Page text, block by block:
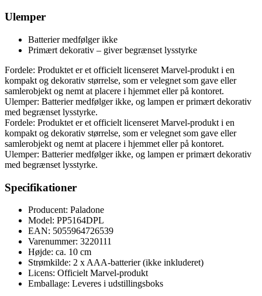
Ulemper
Batterier medfølger ikke
Primært dekorativ – giver begrænset lysstyrke
Fordele: Produktet er et officielt licenseret Marvel-produkt i en
kompakt og dekorativ størrelse, som er velegnet som gave eller
samlerobjekt og nemt at placere i hjemmet eller på kontoret.
Ulemper: Batterier medfølger ikke, og lampen er primært dekorativ
med begrænset lysstyrke.
Fordele: Produktet er et officielt licenseret Marvel-produkt i en
kompakt og dekorativ størrelse, som er velegnet som gave eller
samlerobjekt og nemt at placere i hjemmet eller på kontoret.
Ulemper: Batterier medfølger ikke, og lampen er primært dekorativ
med begrænset lysstyrke.
Specifikationer
Producent: Paladone
Model: PP5164DPL
EAN: 5055964726539
Varenummer: 3220111
Højde: ca. 10 cm
Strømkilde: 2 x AAA-batterier (ikke inkluderet)
Licens: Officielt Marvel-produkt
Emballage: Leveres i udstillingsboks